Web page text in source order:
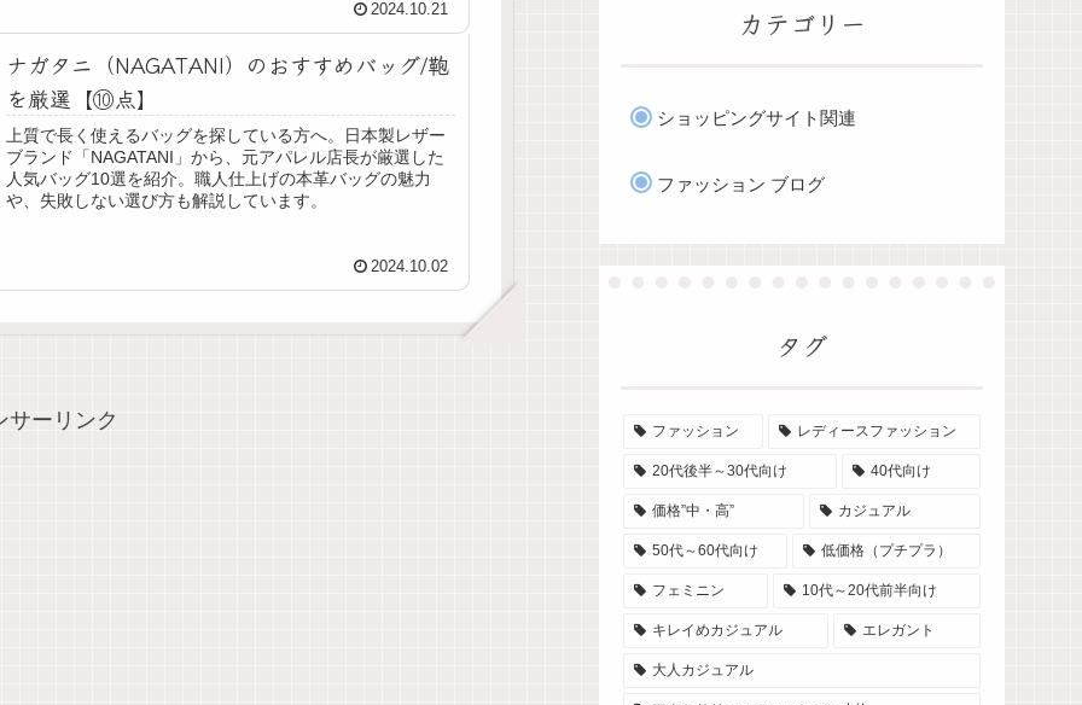
2024.10.21
ナガタニ（NAGATANI）のおすすめバッグ/鞄
を厳選【⑩点】
上質で長く使えるバッグを探している方へ。日本製レザー
ブランド「NAGATANI」から、元アパレル店長が厳選した
人気バッグ10選を紹介。職人仕上げの本革バッグの魅力
や、失敗しない選び方も解説しています。
2024.10.02
サーリンク
カテゴリー
ショッピングサイト関連
ファッション ブログ
タグ
ファッション レディースファッション
20代後半～30代向け 40代向け
価格”中・高” カジュアル
50代～60代向け 低価格（プチプラ）
フェミニン 10代～20代前半向け
キレイめカジュアル エレガント
大人カジュアル